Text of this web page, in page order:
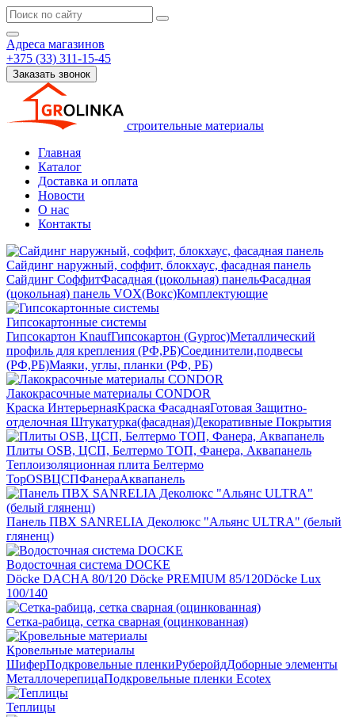
Адреса магазинов
+375 (33) 311-15-45
Заказать звонок
строительные материалы
Главная
Каталог
Доставка и оплата
Новости
О нас
Контакты
Сайдинг наружный, соффит, блокхаус, фасадная панель
Сайдинг СоффитФасадная (цокольная) панельФасадная
(цокольная) панель VOX(Вокс)Комплектующие
Гипсокартонные системы
Гипсокартон KnaufГипсокартон (Gyproc)Металлический
профиль для крепления (РФ,РБ)Соединители,подвесы
(РФ,РБ)Маяки, углы, планки (РФ, РБ)
Лакокрасочные материалы CONDOR
Краска ИнтерьернаяКраска ФасаднаяГотовая Защитно-
отделочная Штукатурка(фасадная)Декоративные Покрытия
Плиты OSB, ЦСП, Белтермо ТОП, Фанера, Аквапанель
Теплоизоляционная плита Белтермо
TopOSBЦСПФанераАквапанель
Панель ПВХ SANRELIA Деколюкс "Альянс ULTRA" (белый
гляненц)
Водосточная система DOCKE
Döсkе DACHA 80/120 Döcke PREMIUM 85/120Döсkе Luх
100/140
Сетка-рабица, сетка сварная (оцинкованная)
Кровельные материалы
ШиферПодкровельные пленкиРуберойдДоборные элементы
МеталлочерепицаПодкровельные пленки Ecotex
Теплицы